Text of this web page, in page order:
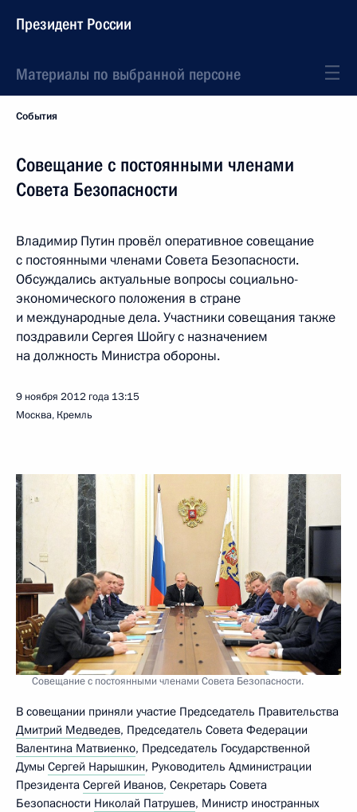
Президент России
Материалы по выбранной персоне
События
Совещание с постоянными членами
Совета Безопасности
Владимир Путин провёл оперативное совещание
с постоянными членами Совета Безопасности.
Обсуждались актуальные вопросы социально-
экономического положения в стране
и международные дела. Участники совещания также
поздравили Сергея Шойгу с назначением
на должность Министра обороны.
9 ноября 2012 года 13:15
Москва, Кремль
Совещание с постоянными членами Совета Безопасности.
В совещании приняли участие Председатель Правительства
Дмитрий Медведев, Председатель Совета Федерации
Валентина Матвиенко, Председатель Государственной
Думы Сергей Нарышкин, Руководитель Администрации
Президента Сергей Иванов, Секретарь Совета
Безопасности Николай Патрушев, Министр иностранных